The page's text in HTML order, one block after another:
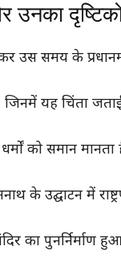
उनका
उस समय के
यह चिंता
को समान
के उद्घाटन में
का पुनर्निर्माण